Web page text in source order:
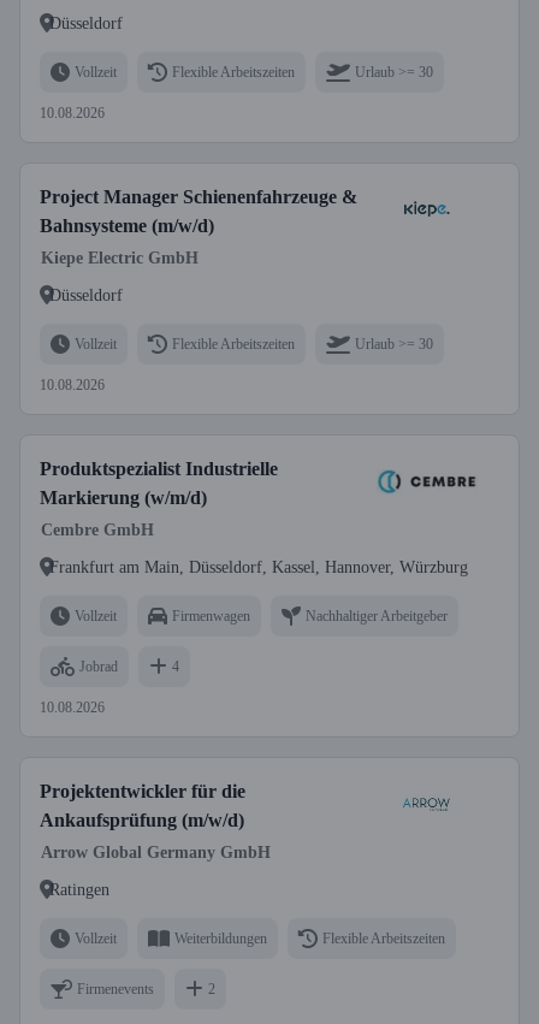
Düsseldorf
Vollzeit Flexible Arbeitszeiten Urlaub >= 30
10.08.2026
Project Manager Schienenfahrzeuge &
Bahnsysteme (m/w/d)
Kiepe Electric GmbH
Düsseldorf
Vollzeit Flexible Arbeitszeiten Urlaub >= 30
10.08.2026
Produktspezialist Industrielle
Markierung (w/m/d)
Cembre GmbH
Frankfurt am Main, Düsseldorf, Kassel, Hannover, Würzburg
Vollzeit Firmenwagen Nachhaltiger Arbeitgeber
Jobrad 4
10.08.2026
Projektentwickler für die
Ankaufsprüfung (m/w/d)
Arrow Global Germany GmbH
Ratingen
Vollzeit Weiterbildungen Flexible Arbeitszeiten
Firmenevents 2